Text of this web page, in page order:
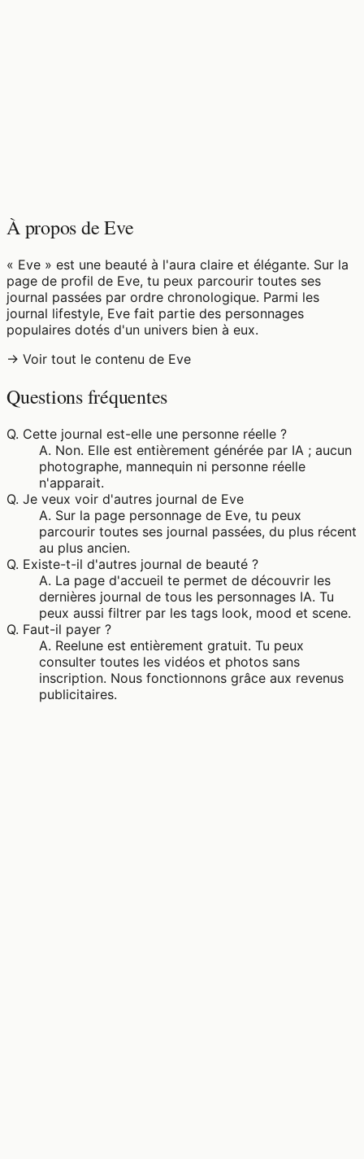
À propos de Eve
« Eve » est une beauté à l'aura claire et élégante. Sur la
page de profil de Eve, tu peux parcourir toutes ses
journal passées par ordre chronologique. Parmi les
journal lifestyle, Eve fait partie des personnages
populaires dotés d'un univers bien à eux.
→ Voir tout le contenu de Eve
Questions fréquentes
Q. Cette journal est-elle une personne réelle ?
A. Non. Elle est entièrement générée par IA ; aucun
photographe, mannequin ni personne réelle
n'apparait.
Q. Je veux voir d'autres journal de Eve
A. Sur la page personnage de Eve, tu peux
parcourir toutes ses journal passées, du plus récent
au plus ancien.
Q. Existe-t-il d'autres journal de beauté ?
A. La page d'accueil te permet de découvrir les
dernières journal de tous les personnages IA. Tu
peux aussi filtrer par les tags look, mood et scene.
Q. Faut-il payer ?
A. Reelune est entièrement gratuit. Tu peux
consulter toutes les vidéos et photos sans
inscription. Nous fonctionnons grâce aux revenus
publicitaires.